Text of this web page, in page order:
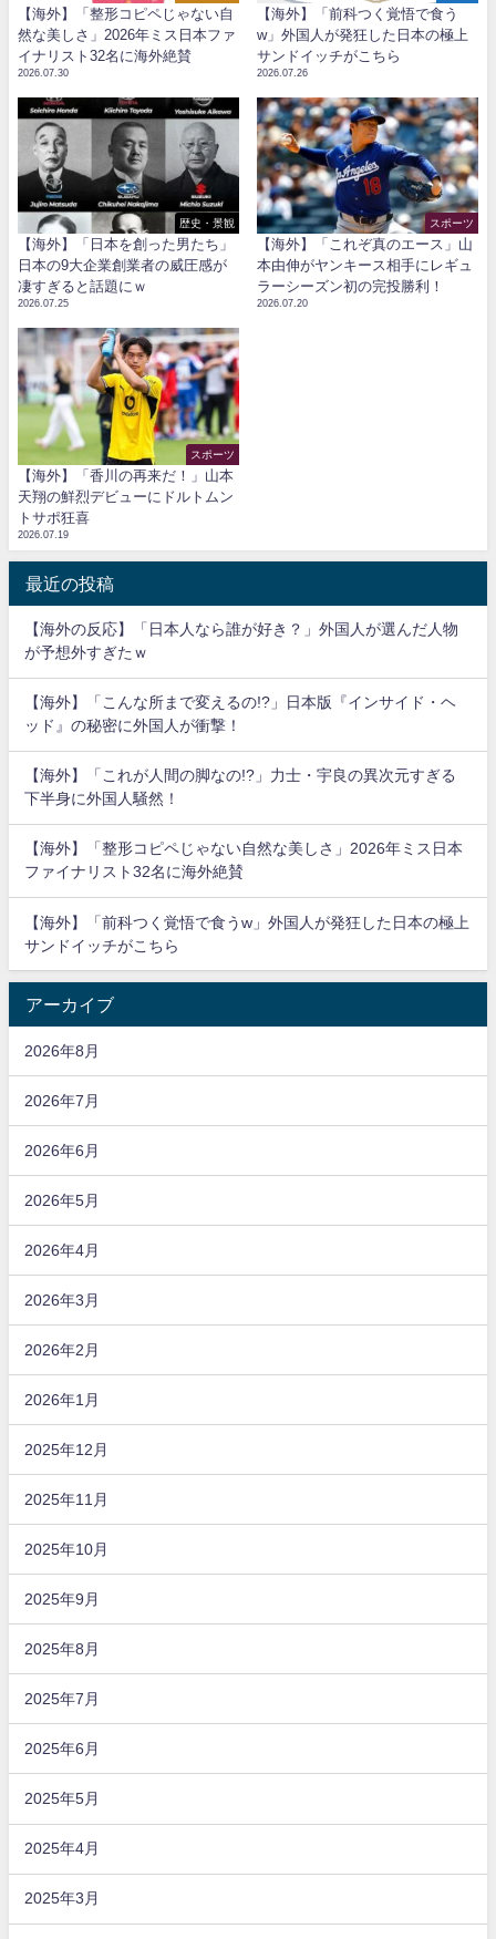
【海外】「整形コピペじゃない自
然な美しさ」2026年ミス日本ファ
イナリスト32名に海外絶賛
2026.07.30
【海外】「前科つく覚悟で食う
w」外国人が発狂した日本の極上
サンドイッチがこちら
2026.07.26
歴史・景観
【海外】「日本を創った男たち」
日本の9大企業創業者の威圧感が
凄すぎると話題にｗ
2026.07.25
スポーツ
【海外】「これぞ真のエース」山
本由伸がヤンキース相手にレギュ
ラーシーズン初の完投勝利！
2026.07.20
スポーツ
【海外】「香川の再来だ！」山本
天翔の鮮烈デビューにドルトムン
トサポ狂喜
2026.07.19
最近の投稿
【海外の反応】「日本人なら誰が好き？」外国人が選んだ人物
が予想外すぎたｗ
【海外】「こんな所まで変えるの!?」日本版『インサイド・ヘ
ッド』の秘密に外国人が衝撃！
【海外】「これが人間の脚なの!?」力士・宇良の異次元すぎる
下半身に外国人騒然！
【海外】「整形コピペじゃない自然な美しさ」2026年ミス日本
ファイナリスト32名に海外絶賛
【海外】「前科つく覚悟で食うw」外国人が発狂した日本の極上
サンドイッチがこちら
アーカイブ
2026年8月
2026年7月
2026年6月
2026年5月
2026年4月
2026年3月
2026年2月
2026年1月
2025年12月
2025年11月
2025年10月
2025年9月
2025年8月
2025年7月
2025年6月
2025年5月
2025年4月
2025年3月